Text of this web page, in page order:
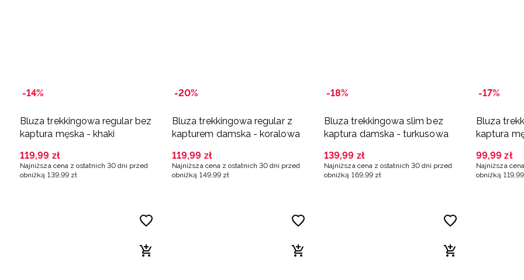
-14%
Bluza trekkingowa regular bez
kaptura męska - khaki
119,99 zł
Najniższa cena z ostatnich 30 dni przed
obniżką 139, 99 zł
-20%
Bluza trekkingowa regular z
kapturem damska - koralowa
119,99 zł
Najniższa cena z ostatnich 30 dni przed
obniżką 149, 99 zł
-18%
Bluza trekkingowa slim bez
kaptura damska - turkusowa
139,99 zł
Najniższa cena z ostatnich 30 dni przed
obniżką 169, 99 zł
-17%
Bluza
kaptura
99,99 zł
Najniższa
obniżką 119, 99